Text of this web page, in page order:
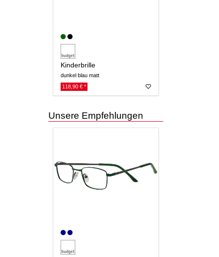
Kinderbrille
dunkel blau matt
118,90 € *
Unsere Empfehlungen